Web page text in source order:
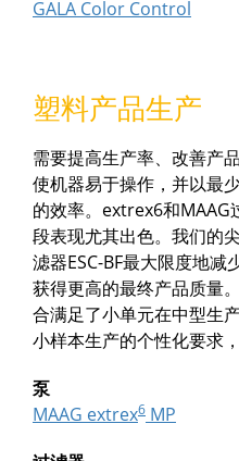
GALA Color Control
塑料产品生产
需要提高生产率、改善产
使机器易于操作，并以最
的效率。extrex6和MAAG
段表现尤其出色。我们的
滤器ESC-BF最大限度地
获得更高的最终产品质量
合满足了小单元在中型生
小样本生产的个性化要求
泵
MAAG extrex6 MP